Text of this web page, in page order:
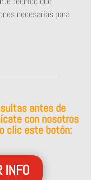
necesarias para
antes de
con nosotros
clic este botón:
INFO